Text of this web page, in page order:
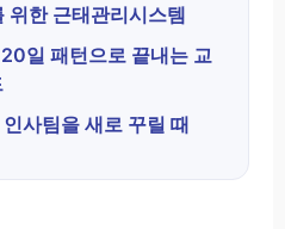
위한 근태관리시스템
일 패턴으로 끝내는 교
사팀을 새로 꾸릴 때